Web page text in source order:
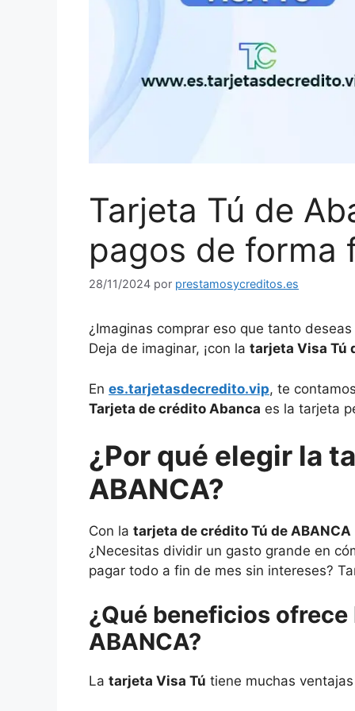
Tarjeta Tú de
pagos de forma
28/11/2024 por prestamosycreditos.es
¿Imaginas comprar eso que tanto
Deja de imaginar, ¡con la tarjeta Visa Tú
En es.tarjetasdecredito.vip, te
Tarjeta de crédito Abanca es la tarjeta
¿Por qué elegir la
ABANCA?
Con la tarjeta de crédito Tú de ABANCA
¿Necesitas dividir un gasto grande en
pagar todo a fin de mes sin intereses?
¿Qué beneficios ofrece
ABANCA?
La tarjeta Visa Tú tiene muchas